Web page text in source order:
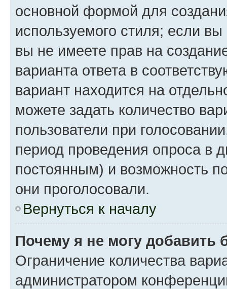
основной формой для
используемого стиля; если
вы не имеете прав на
варианта ответа в
вариант находится на
можете задать количество
пользователи при
период проведения опроса в
постоянным) и возможность
они проголосовали.
Вернуться к началу
Почему я не могу добавить
Ограничение количества
администратором